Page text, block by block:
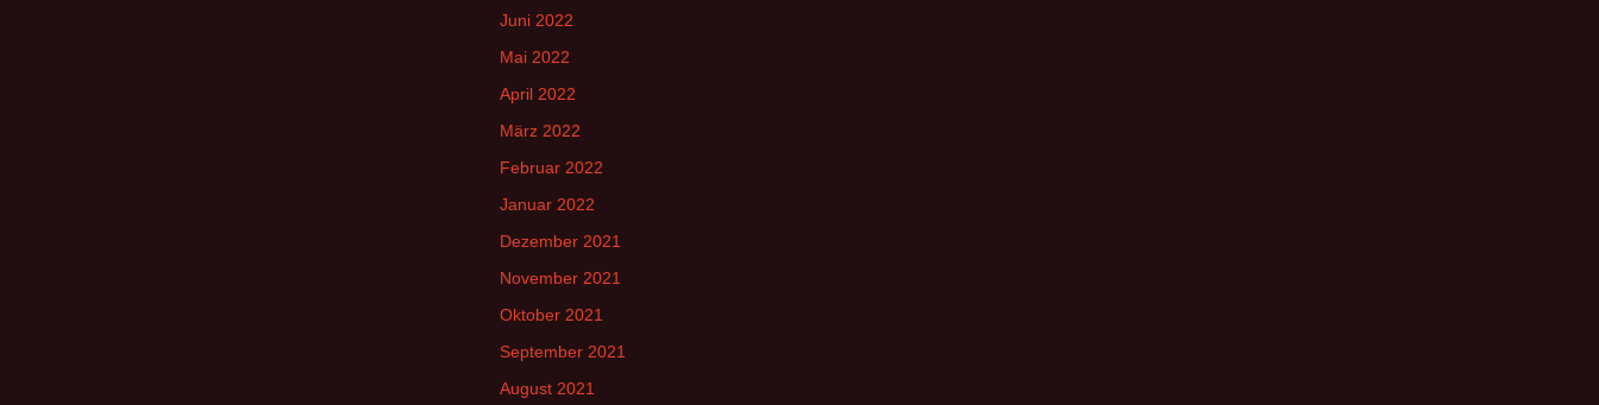
Juni 2022
Mai 2022
April 2022
März 2022
Februar 2022
Januar 2022
Dezember 2021
November 2021
Oktober 2021
September 2021
August 2021